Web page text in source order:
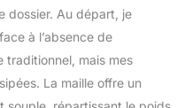
que votre chaise
est testée, fiable et
faite pour durer,
parfaite pour les
dossier. Au départ, je
à l’absence de
traditionnel, mais mes
La maille offre un